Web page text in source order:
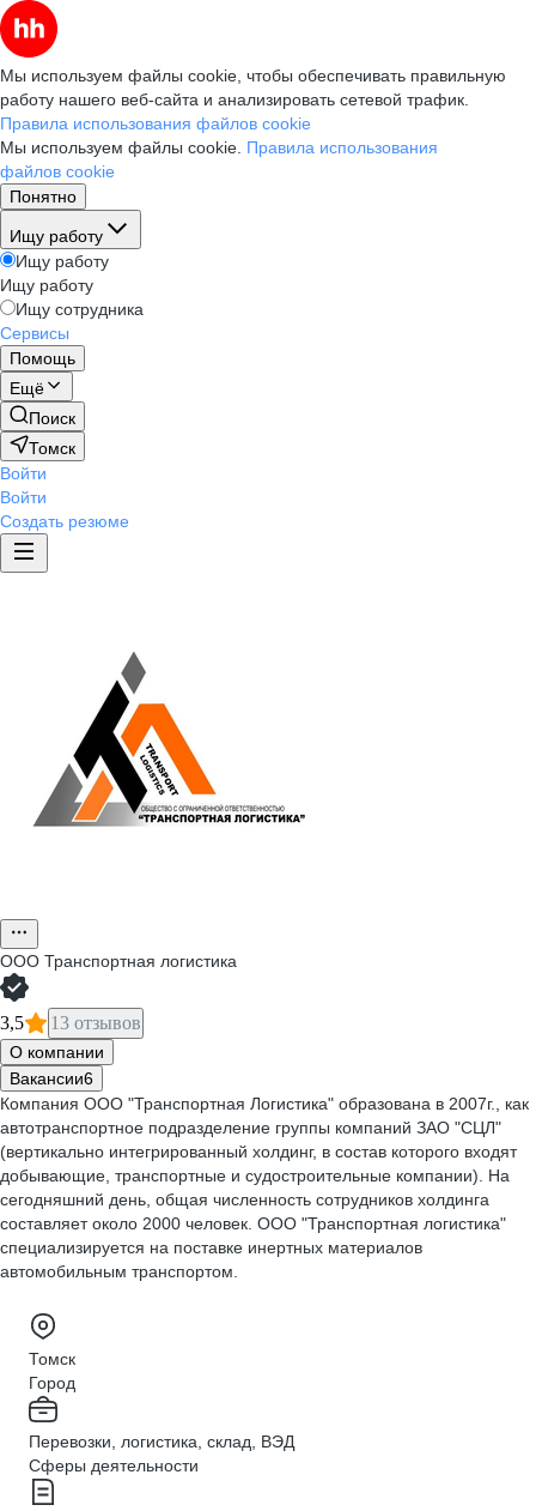
Мы используем файлы cookie, чтобы обеспечивать правильную
работу нашего веб-сайта и анализировать сетевой трафик.
Правила использования файлов cookie
Мы используем файлы cookie. Правила использования
файлов cookie
Понятно
Ищу работу
Ищу работу
Ищу работу
Ищу сотрудника
Сервисы
Помощь
Ещё
Поиск
Томск
Войти
Войти
Создать резюме
ООО Транспортная логистика
3,5 13 отзывов
О компании
Вакансии6
Компания ООО "Транспортная Логистика" образована в 2007г., как
автотранспортное подразделение группы компаний ЗАО "СЦЛ"
(вертикально интегрированный холдинг, в состав которого входят
добывающие, транспортные и судостроительные компании). На
сегодняшний день, общая численность сотрудников холдинга
составляет около 2000 человек. ООО "Транспортная логистика"
специализируется на поставке инертных материалов
автомобильным транспортом.
Томск
Город
Перевозки, логистика, склад, ВЭД
Сферы деятельности